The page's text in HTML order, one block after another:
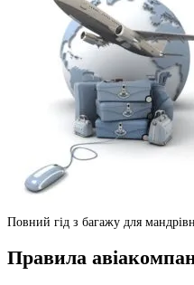
Повний гід з багажу для
Правила